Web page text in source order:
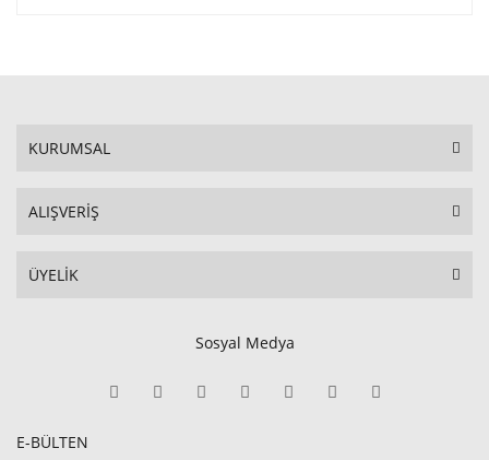
KURUMSAL
ALIŞVERİŞ
ÜYELİK
Sosyal Medya
E-BÜLTEN